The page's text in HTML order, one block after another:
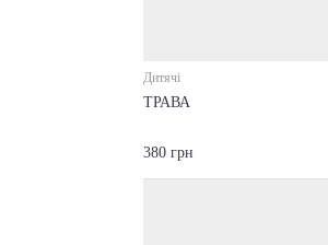
Дитячі
ТРАВА
380 грн